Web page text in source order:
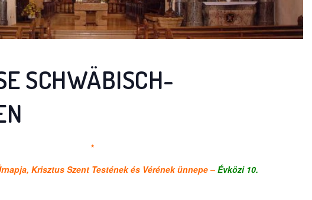
SCHWÄBISCH-
*
Krisztus Szent Testének és Vérének ünnepe – Évközi 10.